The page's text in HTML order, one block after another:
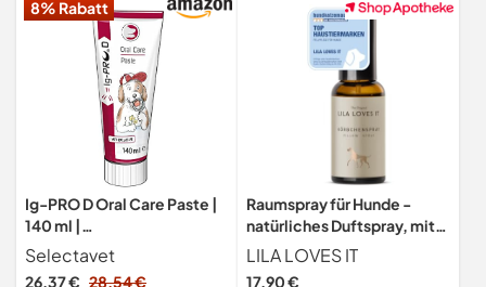
8% Rabatt
Ig-PRO D Oral Care Paste |
140 ml |
Ergänzungsfuttermittel für
Hunde | Maulhygiene &
Selectavet
26,37 € 28,54 €
Raumspray für Hunde -
natürliches Duftspray, mit
ätherischem Lavendelöl,
entspannt und neutralisiert
LILA LOVES IT
17,90 €